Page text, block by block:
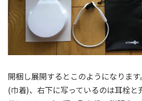
開梱し展開するとこのようになりま
(巾着)、右下に写っているのは耳栓と